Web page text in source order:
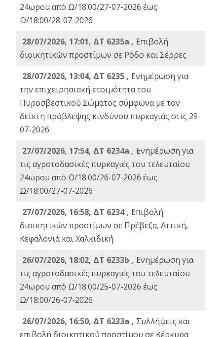
24ωρου από Ω/18:00/27-07-2026 έως
Ω/18:00/28-07-2026
28/07/2026, 17:01, ΔΤ 6235a , Eπιβολή
διοικητικών προστίμων σε Ρόδο και Σέρρες
28/07/2026, 13:04, ΔΤ 6235 , Ενημέρωση για
την επιχειρησιακή ετοιμότητα του
Πυροσβεστικού Σώματος σύμφωνα με τον
δείκτη πρόβλεψης κινδύνου πυρκαγιάς στις 29-
07-2026
27/07/2026, 17:54, ΔΤ 6234a , Ενημέρωση για
τις αγροτοδασικές πυρκαγιές του τελευταίου
24ωρου από Ω/18:00/26-07-2026 έως
Ω/18:00/27-07-2026
27/07/2026, 16:58, ΔΤ 6234 , Eπιβολή
διοικητικών προστίμων σε Πρέβεζα, Αττική,
Κεφαλονιά και Χαλκιδική
26/07/2026, 18:02, ΔΤ 6233b , Ενημέρωση για
τις αγροτοδασικές πυρκαγιές του τελευταίου
24ωρου από Ω/18:00/25-07-2026 έως
Ω/18:00/26-07-2026
26/07/2026, 16:50, ΔΤ 6233a , Συλλήψεις και
επιβολή διοικητικού προστίμου σε Κέρκυρα